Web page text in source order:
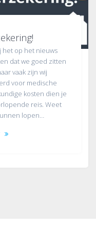
het op het nieuws
dat we goed zitten
vaak zijn wij
voor medische
kosten dien je
reis. Weet
lopen…